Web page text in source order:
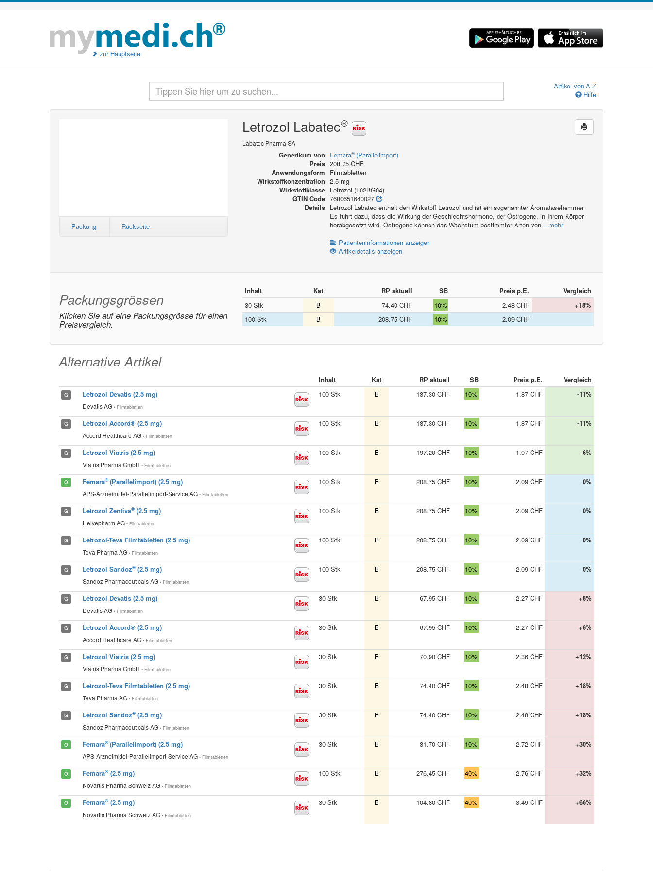
zur Hauptseite
Artikel von A-Z
Hilfe
Packung Rückseite
Letrozol Labatec®
Labatec Pharma SA
Generikum von Femara® (Parallelimport)
Preis 208.75 CHF
Anwendungsform
Filmtabletten
Wirkstoffkonzentration 2.5 mg
Wirkstoffklasse Letrozol (L02BG04)
GTIN Code 7680651640027
Details Letrozol Labatec enthält den Wirkstoff Letrozol und ist ein sogenannter Aromatasehemmer.
Es führt dazu, dass die Wirkung der Geschlechtshormone, der Östrogene, in Ihrem Körper
herabgesetzt wird. Östrogene können das Wachstum bestimmter Arten von ...mehr
Patienteninformationen anzeigen
Artikeldetails anzeigen
Packungsgrössen
Klicken Sie auf eine Packungsgrösse für einen
Preisvergleich.
Inhalt Kat RP aktuell SB Preis p.E.
Vergleich
30 Stk
B 74.40 CHF 10% 2.48 CHF
+18%
100 Stk
B 208.75 CHF 10% 2.09 CHF
Alternative Artikel
Inhalt Kat RP aktuell SB Preis p.E. Vergleich
G Letrozol Devatis (2.5 mg)
Devatis AG • Filmtabletten
100 Stk B 187.30 CHF 10% 1.87 CHF -11%
G Letrozol Accord® (2.5 mg)
Accord Healthcare AG • Filmtabletten
100 Stk B 187.30 CHF 10% 1.87 CHF -11%
G Letrozol Viatris (2.5 mg)
Viatris Pharma GmbH • Filmtabletten
100 Stk B 197.20 CHF 10% 1.97 CHF -6%
O Femara® (Parallelimport) (2.5 mg)
APS-Arzneimittel-Parallelimport-Service AG • Filmtabletten
100 Stk B 208.75 CHF 10% 2.09 CHF 0%
G Letrozol Zentiva® (2.5 mg)
Helvepharm AG • Filmtabletten
100 Stk B 208.75 CHF 10% 2.09 CHF 0%
G Letrozol-Teva Filmtabletten (2.5 mg)
Teva Pharma AG • Filmtabletten
100 Stk B 208.75 CHF 10% 2.09 CHF 0%
G Letrozol Sandoz® (2.5 mg)
Sandoz Pharmaceuticals AG • Filmtabletten
100 Stk B 208.75 CHF 10% 2.09 CHF 0%
G Letrozol Devatis (2.5 mg)
Devatis AG • Filmtabletten
30 Stk B 67.95 CHF 10% 2.27 CHF +8%
G Letrozol Accord® (2.5 mg)
Accord Healthcare AG • Filmtabletten
30 Stk B 67.95 CHF 10% 2.27 CHF +8%
G Letrozol Viatris (2.5 mg)
Viatris Pharma GmbH • Filmtabletten
30 Stk B 70.90 CHF 10% 2.36 CHF +12%
G Letrozol-Teva Filmtabletten (2.5 mg)
Teva Pharma AG • Filmtabletten
30 Stk B 74.40 CHF 10% 2.48 CHF +18%
G Letrozol Sandoz® (2.5 mg)
Sandoz Pharmaceuticals AG • Filmtabletten
30 Stk B 74.40 CHF 10% 2.48 CHF +18%
O Femara® (Parallelimport) (2.5 mg)
APS-Arzneimittel-Parallelimport-Service AG • Filmtabletten
30 Stk B 81.70 CHF 10% 2.72 CHF +30%
O Femara® (2.5 mg)
Novartis Pharma Schweiz AG • Filmtabletten
100 Stk B 276.45 CHF 40% 2.76 CHF +32%
O Femara® (2.5 mg)
Novartis Pharma Schweiz AG • Filmtabletten
30 Stk B 104.80 CHF 40% 3.49 CHF +66%